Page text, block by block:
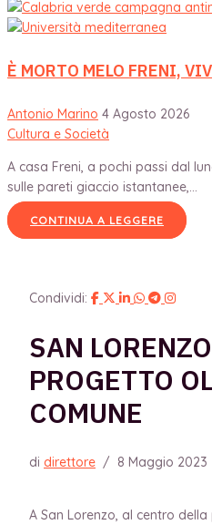
È MORTO MELO FRENI,
Antonio Marino 4 Agosto 2026
Cultura e Società
A casa Freni, a pochi passi dal
sulle pareti giaccio istantanee,...
CONTINUA A LEGGERE
Condividi:
SAN
PROGETTO
COMUNE
di direttore / 8 Maggio 2023
A San Lorenzo, al centro